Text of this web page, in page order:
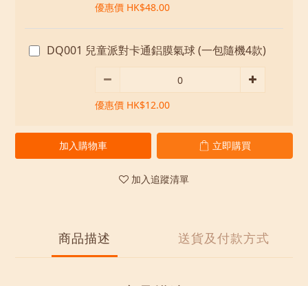
優惠價 HK$48.00
DQ001 兒童派對卡通鋁膜氣球 (一包隨機4款)
優惠價 HK$12.00
加入購物車 立即購買
加入追蹤清單
商品描述 送貨及付款方式